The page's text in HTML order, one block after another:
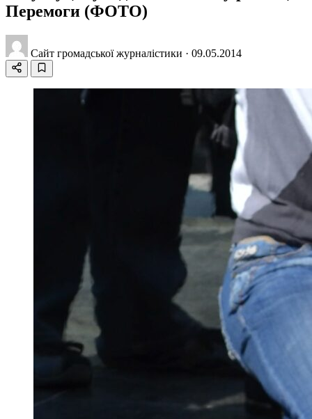
Перемоги (ФОТО)
Сайт громадської журналістики · 09.05.2014